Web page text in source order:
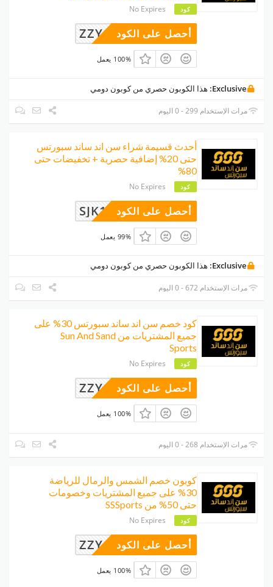
كود No Expires
ZZY63أحصل على الكود
100% يعمل
Exclusive: هذا الكوبون حصري من كوبون دومي
مرات الإستخدام 299 - 0 اليوم
أحدث قسيمة شراء سن اند ساند سبورتس
حتى 20% إضافية حصرية + تخفيضات حتى
80%
كود No Expires
SJK16 أحصل على الكود
99% يعمل
Exclusive: هذا الكوبون حصري من كوبون دومي
مرات الإستخدام 672 - 0 اليوم
كود خصم سن اند ساند سبورتس 30% على
جميع المشتريات من Sun And Sand
Sports
كود No Expires
ZZY63أحصل على الكود
100% يعمل
مرات الإستخدام 268 - 0 اليوم
كوبون خصم الشمس والرمال للرياضة
30% على جميع المشتريات وخصومات
حتى 50% من SSSports
كود No Expires
ZZY63أحصل على الكود
100% يعمل